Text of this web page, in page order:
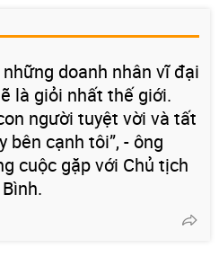
doanh nhân vĩ đại
là giỏi nhất thế giới.
người tuyệt vời và tất
bên cạnh tôi”, - ông
cuộc gặp với Chủ tịch